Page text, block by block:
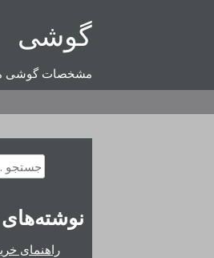
گوشی
مشخصات گوشی
جستجو
برای:
نوشته‌های